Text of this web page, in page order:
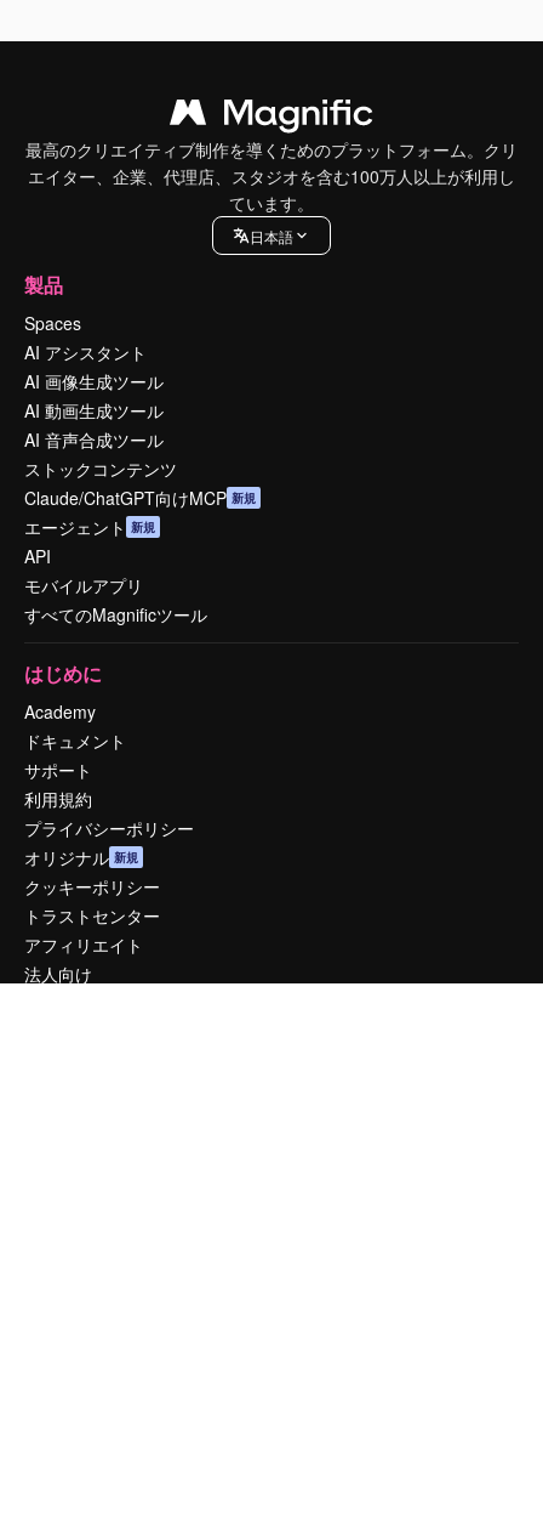
最高のクリエイティブ制作を導くためのプラットフォーム。クリ
エイター、企業、代理店、スタジオを含む100万人以上が利用し
ています。
日本語
製品
Spaces
AI アシスタント
AI 画像生成ツール
AI 動画生成ツール
AI 音声合成ツール
ストックコンテンツ
Claude/ChatGPT向けMCP 新規
エージェント 新規
API
モバイルアプリ
すべてのMagnificツール
はじめに
Academy
ドキュメント
サポート
利用規約
プライバシーポリシー
オリジナル 新規
クッキーポリシー
トラストセンター
アフィリエイト
法人向け